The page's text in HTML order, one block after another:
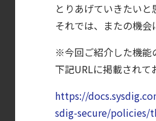
とりあげていきたいと
それでは、またの機会
※今回ご紹介した機能
下記URLに掲載されて
https://
sdig-secure/policies/